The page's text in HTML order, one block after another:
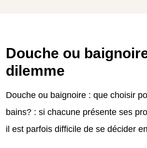
Douche ou
dilemme
Douche ou baignoire : que choisir
bains? : si chacune présente ses
il est parfois difficile de se décider